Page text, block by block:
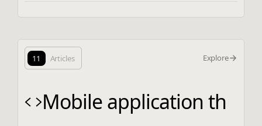
11 Articles Explore
Mobile application th